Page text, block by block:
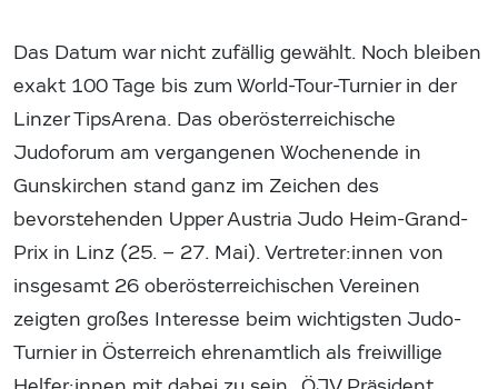
Das Datum war nicht zufällig gewählt. Noch bleiben
exakt 100 Tage bis zum World-Tour-Turnier in der
Linzer TipsArena. Das oberösterreichische
Judoforum am vergangenen Wochenende in
Gunskirchen stand ganz im Zeichen des
bevorstehenden Upper Austria Judo Heim-Grand-
Prix in Linz (25. – 27. Mai). Vertreter:innen von
insgesamt 26 oberösterreichischen Vereinen
zeigten großes Interesse beim wichtigsten Judo-
Turnier in Österreich ehrenamtlich als freiwillige